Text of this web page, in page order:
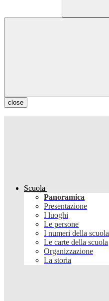
close
Scuola
Panoramica
Presentazione
I luoghi
Le persone
I numeri della scuola
Le carte della scuola
Organizzazione
La storia